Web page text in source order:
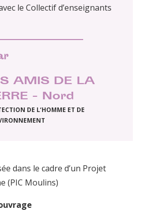
le Collectif d’enseignants
AMIS DE LA
- Nord
DE L‘HOMME ET DE
dans le cadre d’un Projet
(PIC Moulins)